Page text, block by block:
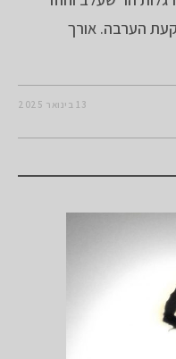
הערבה. אורך
13 בינואר 2025